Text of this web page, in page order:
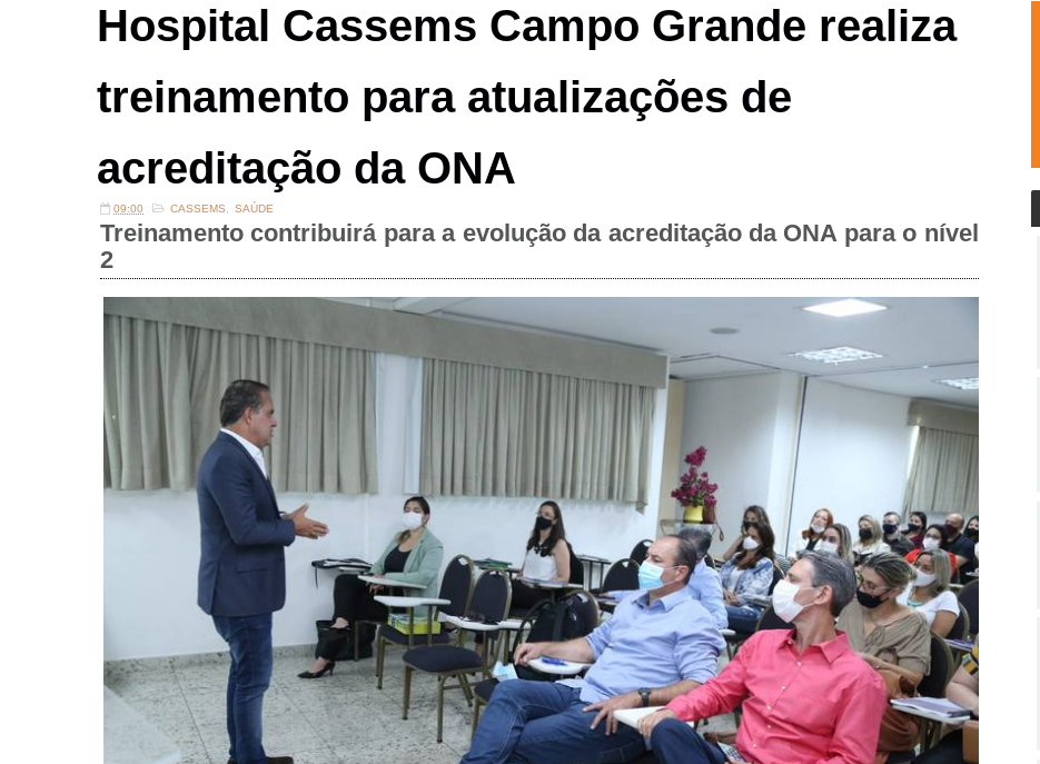
Hospital Cassems Campo Grande realiza
treinamento para atualizações de
acreditação da ONA
09:00 CASSEMS SAÚDE
Treinamento contribuirá para a evolução da acreditação da ONA para o nível
2